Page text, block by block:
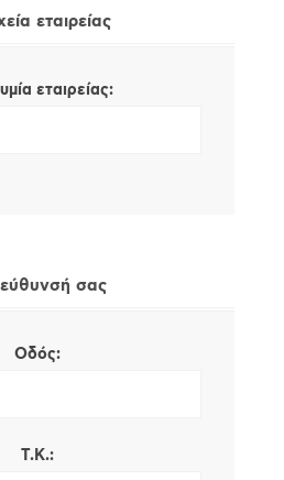
εταιρείας
εταιρείας:
σας
Οδός:
Τ.Κ.: